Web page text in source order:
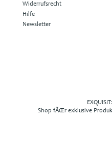
Widerrufsrecht
Hilfe
Newsletter
Shop fÃŒr exklusive